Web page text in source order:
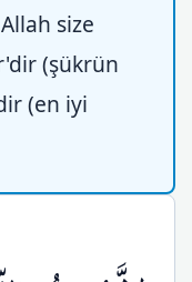
size
(şükrün
(en iyi